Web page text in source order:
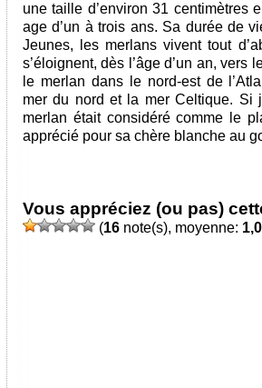
une taille d’environ 31 centimètres
age d’un à trois ans. Sa durée de
Jeunes, les merlans vivent tout
s’éloignent, dès l’âge d’un an, vers
le merlan dans le nord-est de
mer du nord et la mer Celtique. Si
merlan était considéré comme le
apprécié pour sa chère blanche au
Vous appréciez (ou pas)
(16 note(s), moyenne: